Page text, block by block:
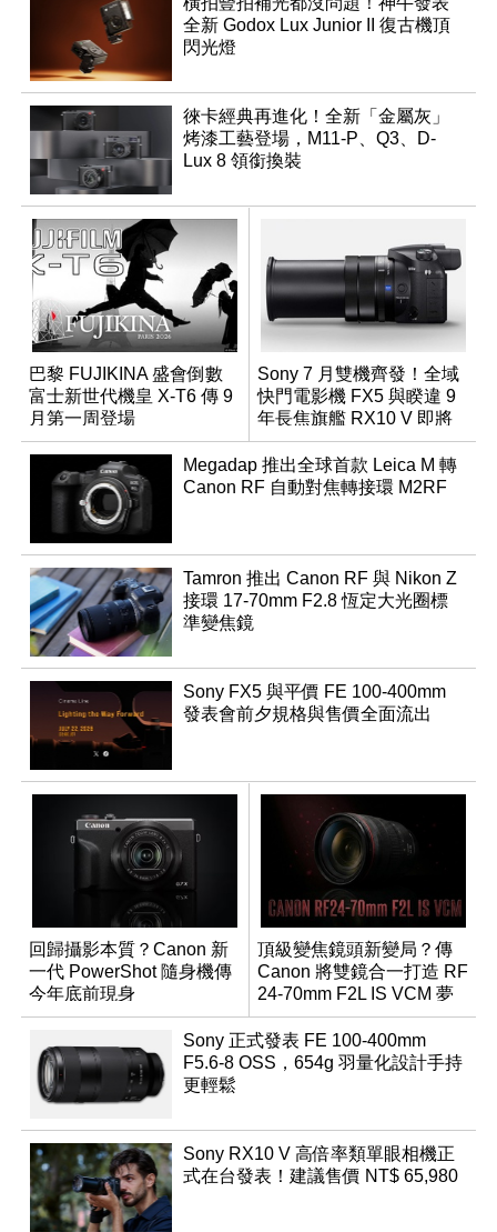
全新 Godox Lux Junior II 復古機頂
閃光燈
徠卡經典再進化！全新「金屬灰」
烤漆工藝登場，M11-P、Q3、D-
Lux 8 領銜換裝
巴黎 FUJIKINA 盛會倒數
富士新世代機皇 X-T6 傳 9
月第一周登場
Sony 7 月雙機齊發！全域
快門電影機 FX5 與睽違 9
年長焦旗艦 RX10 V 即將
登場
Megadap 推出全球首款 Leica M 轉
Canon RF 自動對焦轉接環 M2RF
Tamron 推出 Canon RF 與 Nikon Z
接環 17-70mm F2.8 恆定大光圈標
準變焦鏡
Sony FX5 與平價 FE 100-400mm
發表會前夕規格與售價全面流出
回歸攝影本質？Canon 新
一代 PowerShot 隨身機傳
今年底前現身
頂級變焦鏡頭新變局？傳
Canon 將雙鏡合一打造 RF
24-70mm F2L IS VCM 夢
幻規格
Sony 正式發表 FE 100-400mm
F5.6-8 OSS，654g 羽量化設計手持
更輕鬆
Sony RX10 V 高倍率類單眼相機正
式在台發表！建議售價 NT$ 65,980